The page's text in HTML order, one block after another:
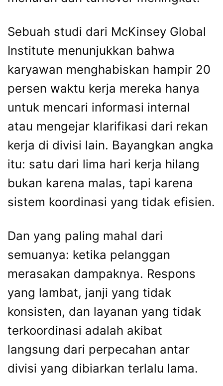
Sebuah studi dari McKinsey Global
Institute menunjukkan bahwa
karyawan menghabiskan hampir 20
persen waktu kerja mereka hanya
untuk mencari informasi internal
atau mengejar klarifikasi dari rekan
kerja di divisi lain. Bayangkan angka
itu: satu dari lima hari kerja hilang
bukan karena malas, tapi karena
sistem koordinasi yang tidak efisien.
Dan yang paling mahal dari
semuanya: ketika pelanggan
merasakan dampaknya. Respons
yang lambat, janji yang tidak
konsisten, dan layanan yang tidak
terkoordinasi adalah akibat
langsung dari perpecahan antar
divisi yang dibiarkan terlalu lama.